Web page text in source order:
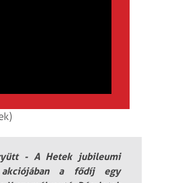
- A Hetek jubileumi
a fődíj egy